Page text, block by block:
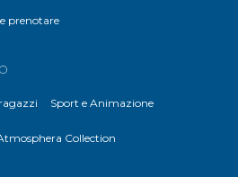
prenotare
Sport e Animazione
Collection